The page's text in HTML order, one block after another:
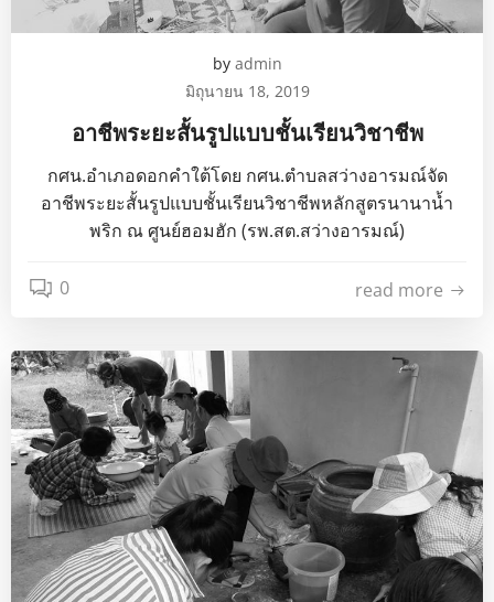
by admin
มิถุนายน 18, 2019
อาชีพระยะสั้นรูปแบบชั้นเรียนวิชาชีพ
กศน.อำเภอดอกคำใต้โดย กศน.ตำบลสว่าง​อารมณ์​จัด
อาชีพระยะสั้นรูปแบบชั้นเรียนวิชาชีพ​หลักสูตรนานาน้ำ
พริก​ ณ​ ศูนย์​ฮอมฮัก​ (รพ.สต.สว่างอารมณ์)
0 read more